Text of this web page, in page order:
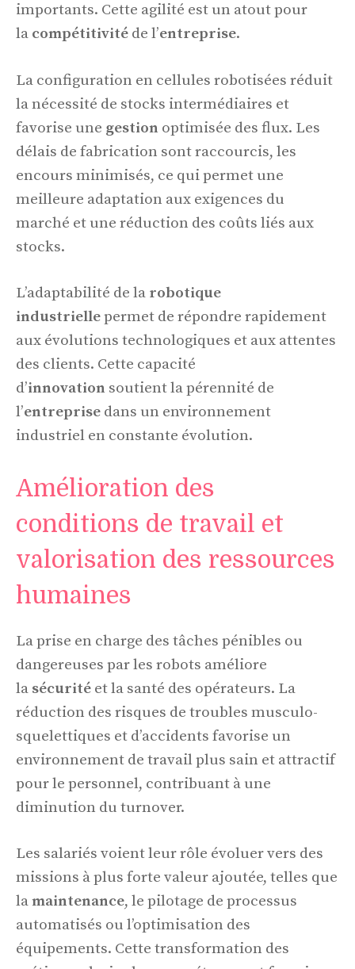
importants. Cette agilité est un atout pour
la compétitivité de l’entreprise.
La configuration en cellules robotisées réduit
la nécessité de stocks intermédiaires et
favorise une gestion optimisée des flux. Les
délais de fabrication sont raccourcis, les
encours minimisés, ce qui permet une
meilleure adaptation aux exigences du
marché et une réduction des coûts liés aux
stocks.
L’adaptabilité de la robotique
industriellepermet de répondre rapidement
aux évolutions technologiques et aux attentes
des clients. Cette capacité
d’innovation soutient la pérennité de
l’entreprise dans un environnement
industriel en constante évolution.
Amélioration des
conditions de travail et
valorisation des ressources
humaines
La prise en charge des tâches pénibles ou
dangereuses par les robots améliore
la sécurité et la santé des opérateurs. La
réduction des risques de troubles musculo-
squelettiques et d’accidents favorise un
environnement de travail plus sain et attractif
pour le personnel, contribuant à une
diminution du turnover.
Les salariés voient leur rôle évoluer vers des
missions à plus forte valeur ajoutée, telles que
lamaintenance, le pilotage de processus
automatisés ou l’optimisation des
équipements. Cette transformation des